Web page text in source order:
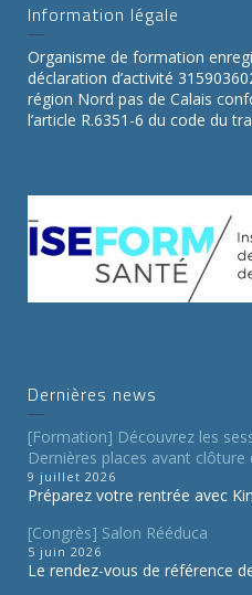
Information légale
Organisme de formation
déclaration d’activité
région Nord pas de Calais
l’article R.6351-6 du code du
Dernières news
[Formation] Découvrez les
Dernières places avant clôture
9 juillet 2026
Préparez votre rentrée avec
[Congrès] Salon Rééduca
5 juin 2026
Le rendez-vous de référence